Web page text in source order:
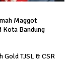
Maggot
Kota Bandung
TJSL & CSR